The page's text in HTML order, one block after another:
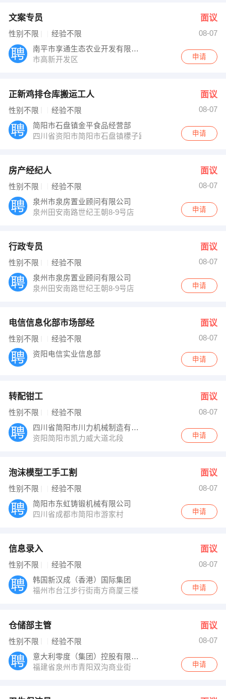
文案专员 面议
性别不限 经验不限
08-07
南平市享通生态农业开发有限公司
市高新开发区
申请
正新鸡排仓库搬运工人 面议
性别不限 经验不限
08-07
简阳市石盘镇金平食品经营部
四川省资阳市简阳市石盘镇檬子路1号
申请
房产经纪人 面议
性别不限 经验不限
08-07
泉州市泉房置业顾问有限公司
泉州田安南路世纪王朝8-9号店
申请
行政专员 面议
性别不限 经验不限
08-07
泉州市泉房置业顾问有限公司
泉州田安南路世纪王朝8-9号店
申请
电信信息化部市场部经 面议
性别不限 经验不限
08-07
资阳电信实业信息部
申请
转配钳工 面议
性别不限 经验不限
08-07
四川省简阳市川力机械制造有限责任公司
资阳简阳市凯力威大道北段
申请
泡沫模型工手工割 面议
性别不限 经验不限
08-07
简阳市东虹铸锻机械有限公司
四川省成都市简阳市游家村
申请
信息录入 面议
性别不限 经验不限
08-07
韩国新汉成（香港）国际集团
福州市台江步行街南方商厦三楼（瀛洲派出所对面 七天
申请
仓储部主管 面议
性别不限 经验不限
08-07
意大利零度（集团）控股有限公司
福建省泉州市青阳双沟商业街
申请